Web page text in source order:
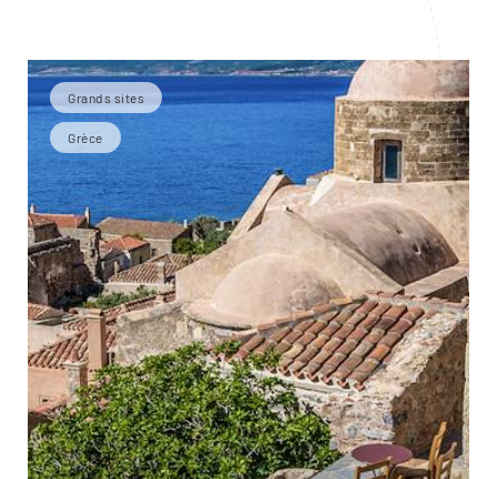
Grands sites
Grèce